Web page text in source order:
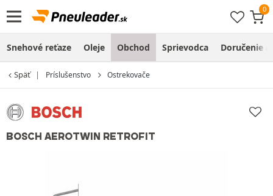
Snehové reťaze Oleje Obchod Sprievodca Doručenie
Späť Príslušenstvo Ostrekovače
BOSCH AEROTWIN RETROFIT